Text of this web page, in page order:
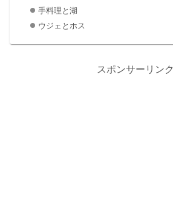
手料理と湖
ウジェとホス
スポンサーリンク